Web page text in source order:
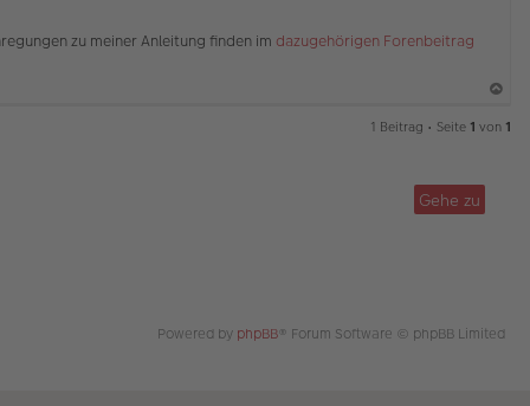
zu meiner Anleitung finden im dazugehörigen Forenbeitrag
a
1 Beitrag • Seite 1 von 1
Gehe zu
Powered by phpBB® Forum Software © phpBB Limited